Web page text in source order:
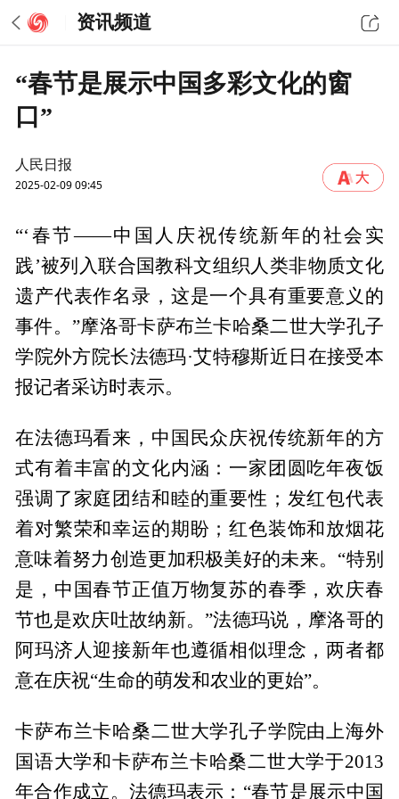
资讯频道
“春节是展示中国多彩文化的窗
口”
人民日报
2025-02-09 09:45
“‘春节——中国人庆祝传统新年的社会实
践’被列入联合国教科文组织人类非物质文化
遗产代表作名录，这是一个具有重要意义的
事件。”摩洛哥卡萨布兰卡哈桑二世大学孔子
学院外方院长法德玛·艾特穆斯近日在接受本
报记者采访时表示。
在法德玛看来，中国民众庆祝传统新年的方
式有着丰富的文化内涵：一家团圆吃年夜饭
强调了家庭团结和睦的重要性；发红包代表
着对繁荣和幸运的期盼；红色装饰和放烟花
意味着努力创造更加积极美好的未来。“特别
是，中国春节正值万物复苏的春季，欢庆春
节也是欢庆吐故纳新。”法德玛说，摩洛哥的
阿玛济人迎接新年也遵循相似理念，两者都
意在庆祝“生命的萌发和农业的更始”。
卡萨布兰卡哈桑二世大学孔子学院由上海外
国语大学和卡萨布兰卡哈桑二世大学于2013
年合作成立。法德玛表示：“春节是展示中国